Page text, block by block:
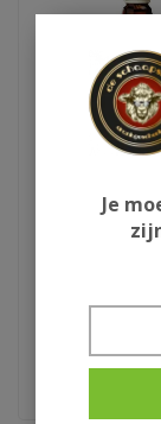
Ballantine's
Je